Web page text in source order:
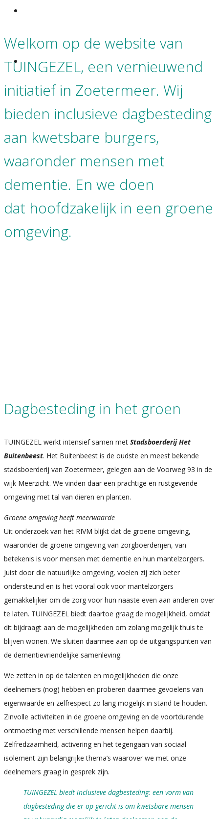
Welkom op de website van
TUINGEZEL, een vernieuwend
initiatief in Zoetermeer. Wij
bieden inclusieve dagbesteding
aan kwetsbare burgers,
waaronder mensen met
dementie. En we doen
dat hoofdzakelijk in een groene
omgeving.
Dagbesteding in het groen
TUINGEZEL werkt intensief samen met Stadsboerderij Het
Buitenbeest. Het Buitenbeest is de oudste en meest bekende
stadsboerderij van Zoetermeer, gelegen aan de Voorweg 93 in de
wijk Meerzicht. We vinden daar een prachtige en rustgevende
omgeving met tal van dieren en planten.
Groene omgeving heeft meerwaarde
Uit onderzoek van het RIVM blijkt dat de groene omgeving,
waaronder de groene omgeving van zorgboerderijen, van
betekenis is voor mensen met dementie en hun mantelzorgers.
Juist door die natuurlijke omgeving, voelen zij zich beter
ondersteund en is het vooral ook voor mantelzorgers
gemakkelijker om de zorg voor hun naaste even aan anderen over
te laten. TUINGEZEL biedt daartoe graag de mogelijkheid, omdat
dit bijdraagt aan de mogelijkheden om zolang mogelijk thuis te
blijven wonen. We sluiten daarmee aan op de uitgangspunten van
de dementievriendelijke samenleving.
We zetten in op de talenten en mogelijkheden die onze
deelnemers (nog) hebben en proberen daarmee gevoelens van
eigenwaarde en zelfrespect zo lang mogelijk in stand te houden.
Zinvolle activiteiten in de groene omgeving en de voortdurende
ontmoeting met verschillende mensen helpen daarbij.
Zelfredzaamheid, activering en het tegengaan van sociaal
isolement zijn belangrijke thema’s waarover we met onze
deelnemers graag in gesprek zijn.
TUINGEZEL biedt inclusieve dagbesteding: een vorm van
dagbesteding die er op gericht is om kwetsbare mensen